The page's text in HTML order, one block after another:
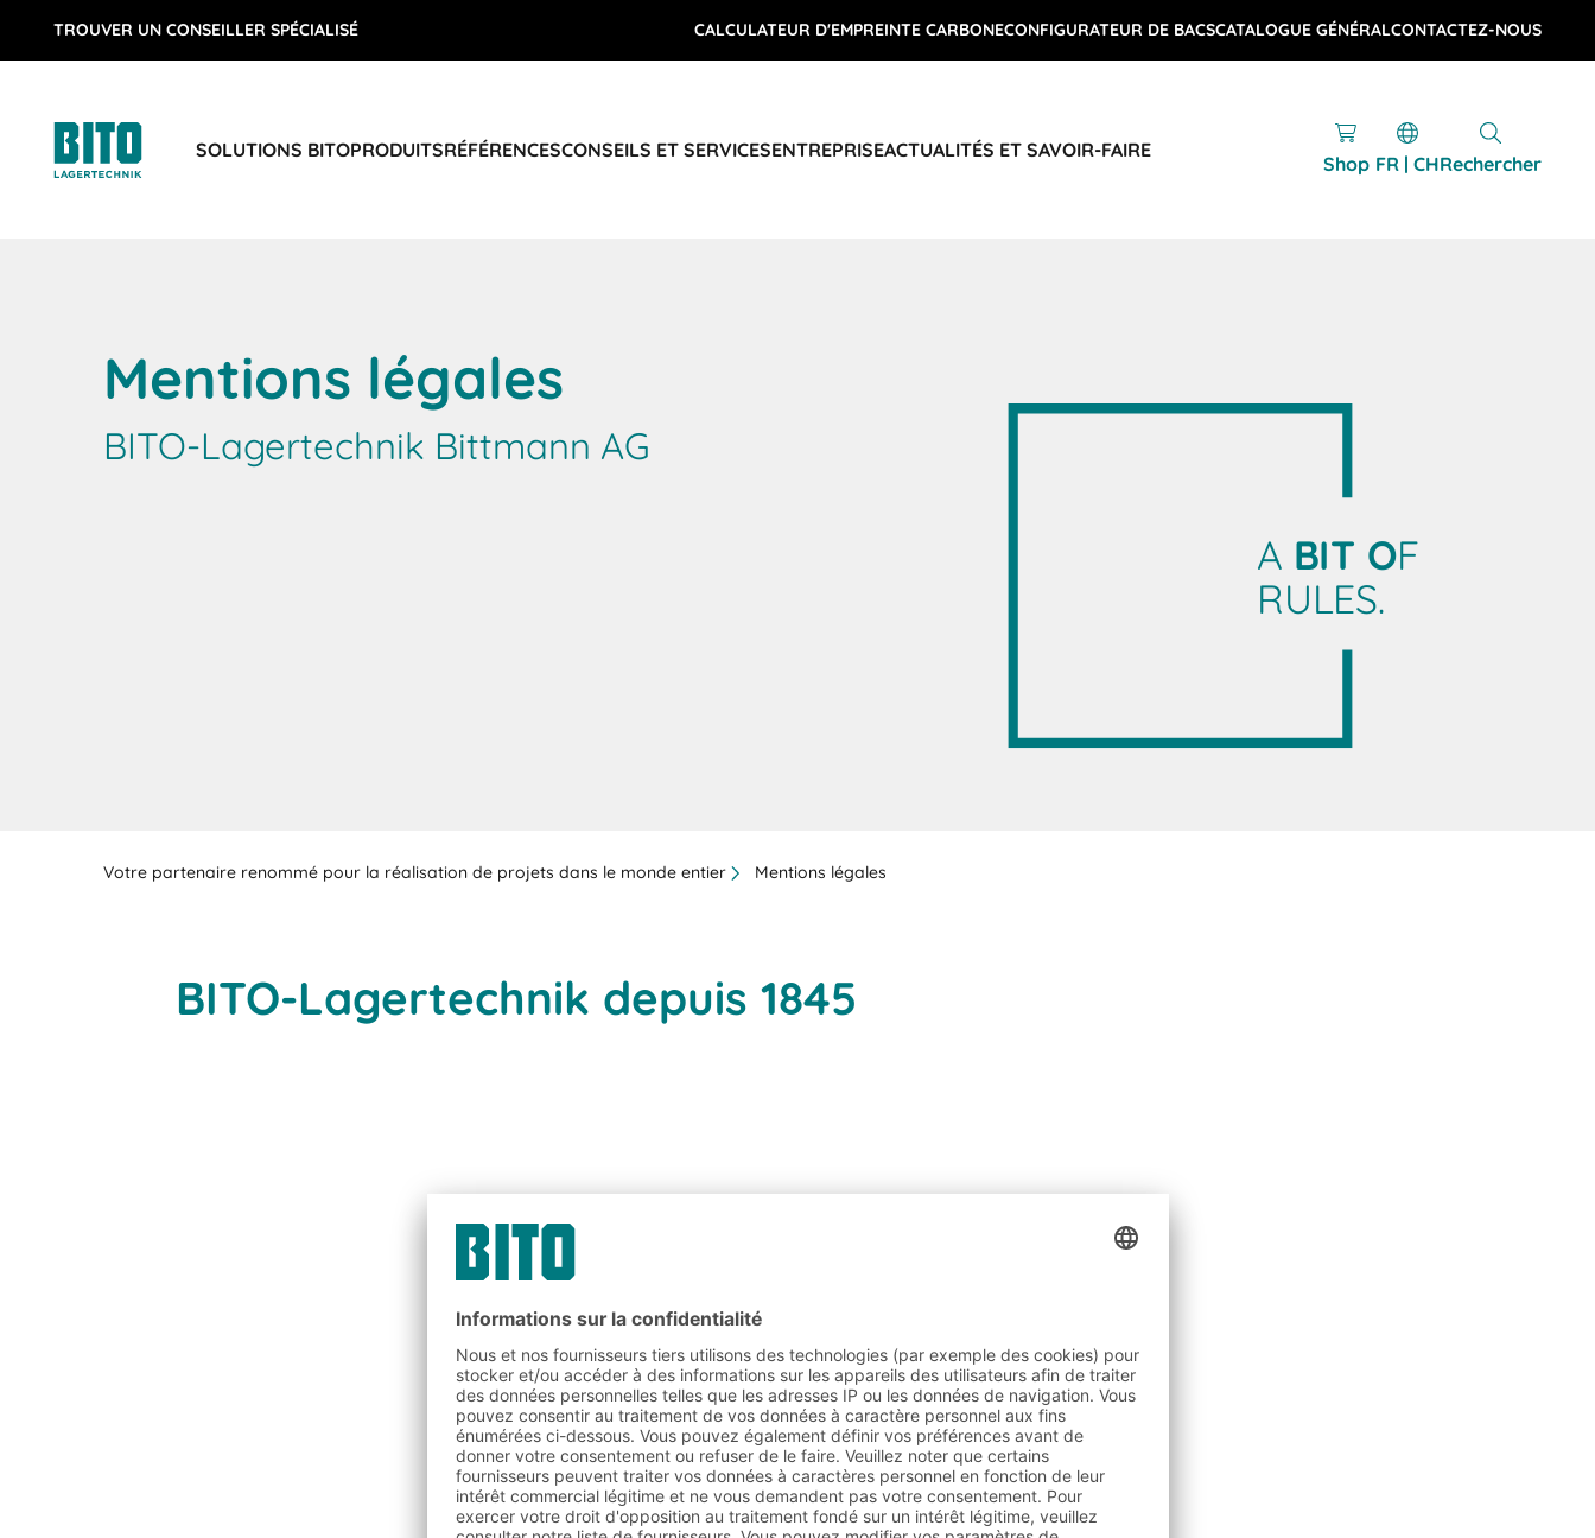
TROUVER UN CONSEILLER SPÉCIALISÉ CALCULATEUR D'EMPREINTE CARBONECONFIGURATEUR DE BACSCATALOGUE GÉNÉRALCONTACTEZ-NOUS
SOLUTIONS BITOPRODUITSRÉFÉRENCESCONSEILS ET SERVICESENTREPRISEACTUALITÉS ET SAVOIR-FAIRE
Shop FR | CHRechercher
A BIT OF
RULES.
Mentions légales
BITO-Lagertechnik Bittmann AG
Votre partenaire renommé pour la réalisation de projets dans le monde entier Mentions légales
BITO-Lagertechnik depuis 1845